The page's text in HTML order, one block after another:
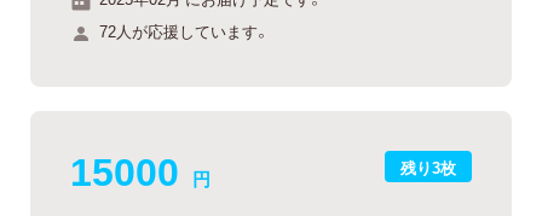
72人が応援しています。
残り3枚
15000 円